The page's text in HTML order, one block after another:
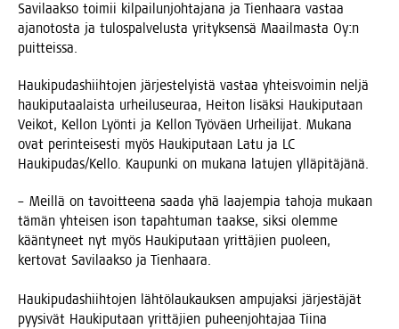
Savi­laak­so toi­mii kil­pai­lun­joh­ta­ja­na ja Tien­haa­ra vas­taa
aja­no­tos­ta ja tulos­pal­ve­lus­ta yri­tyk­sen­sä Maa­il­mas­ta Oy:n
puitteissa.
Hau­ki­pu­das­hiih­to­jen jär­jes­te­lyis­tä vas­taa yhteis­voi­min nel­jä
hau­ki­pu­taa­lais­ta urhei­luseu­raa, Hei­ton lisäk­si Hau­ki­pu­taan
Vei­kot, Kel­lon Lyön­ti ja Kel­lon Työ­väen Urhei­li­jat. Muka­na
ovat perin­tei­ses­ti myös Hau­ki­pu­taan Latu ja LC
Haukipudas/Kello. Kau­pun­ki on muka­na latu­jen ylläpitäjänä.
– Meil­lä on tavoit­tee­na saa­da yhä laa­jem­pia taho­ja mukaan
tämän yhtei­sen ison tapah­tu­man taak­se, sik­si olem­me
kään­ty­neet nyt myös Hau­ki­pu­taan yrit­tä­jien puo­leen,
ker­to­vat Savi­laak­so ja Tienhaara.
Hau­ki­pu­das­hiih­to­jen läh­tö­lau­kauk­sen ampu­jak­si jär­jes­tä­jät
pyy­si­vät Hau­ki­pu­taan yrit­tä­jien puheen­joh­ta­jaa Tii­na